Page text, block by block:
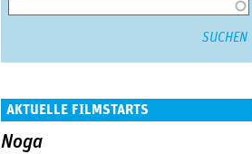
AKTUELLE FILMSTARTS
Noga